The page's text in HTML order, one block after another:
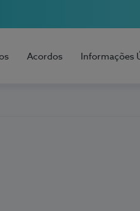
Acordos Informações